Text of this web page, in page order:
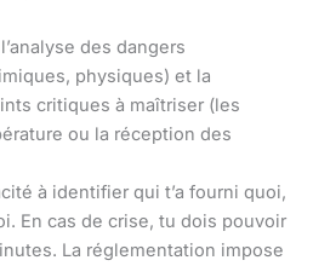
des dangers
physiques) et la
critiques à maîtriser (les
ou la réception des
à identifier qui t’a fourni quoi,
En cas de crise, tu dois pouvoir
La réglementation impose